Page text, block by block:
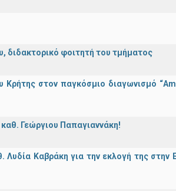
διδακτορικό φοιτητή του τμήματος
στον παγκόσμιο διαγωνισμό
Γεώργιου Παπαγιαννάκη!
Καβράκη για την εκλογή της στην